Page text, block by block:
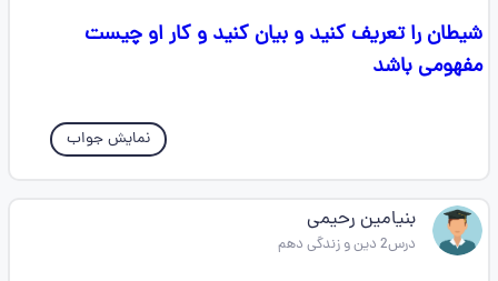
شیطان را تعریف کنید و بیان کنید و کار او چیست
مفهومی باشد
نمایش جواب
بنیامین رحیمی
درس2 دین و زندگی دهم